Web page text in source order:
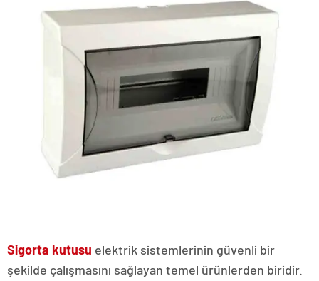
Sigorta kutusu elektrik sistemlerinin güvenli bir
şekilde çalışmasını sağlayan temel ürünlerden biridir.